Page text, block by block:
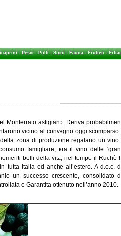
-Pesci-Polli-Suini-Fauna-Frutteti-
Monferrato astigiano. Deriva
vicino al convegno oggi scomparso
zona di produzione regalano un vino
famigliare, era il vino delle
belli della vita; nel tempo il Ruchè
tutta Italia ed anche all’estero. A d.o.c.
un successo crescente, consolidato
e Garantita ottenuto nell’anno 2010.